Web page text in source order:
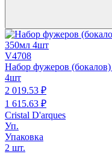
V4708
Набор фужеров
4шт
2 019.53 ₽
1 615.63 ₽
Cristal D'arques
Уп.
Упаковка
2 шт.